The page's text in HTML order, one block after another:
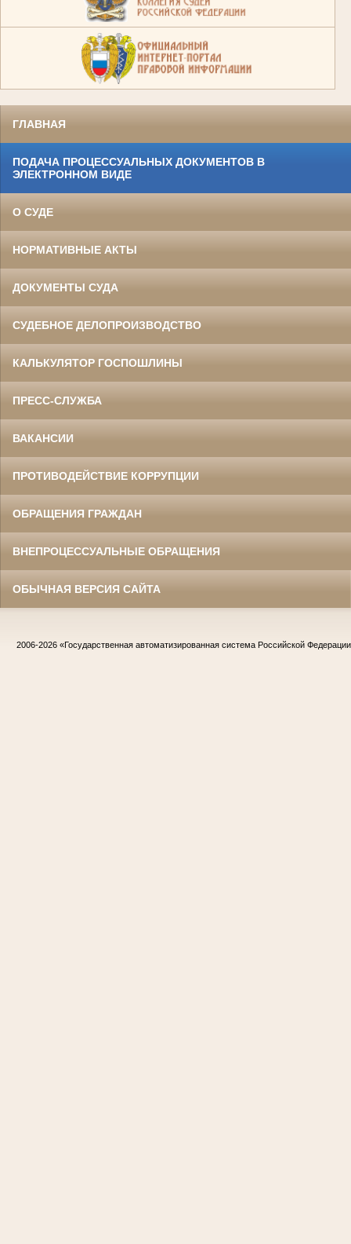
ГЛАВНАЯ
ПОДАЧА ПРОЦЕССУАЛЬНЫХ ДОКУМЕНТОВ В
ЭЛЕКТРОННОМ ВИДЕ
О СУДЕ
НОРМАТИВНЫЕ АКТЫ
ДОКУМЕНТЫ СУДА
СУДЕБНОЕ ДЕЛОПРОИЗВОДСТВО
КАЛЬКУЛЯТОР ГОСПОШЛИНЫ
ПРЕСС-СЛУЖБА
ВАКАНСИИ
ПРОТИВОДЕЙСТВИЕ КОРРУПЦИИ
ОБРАЩЕНИЯ ГРАЖДАН
ВНЕПРОЦЕССУАЛЬНЫЕ ОБРАЩЕНИЯ
ОБЫЧНАЯ ВЕРСИЯ САЙТА
2006-2026 «Государственная автоматизированная система Российской